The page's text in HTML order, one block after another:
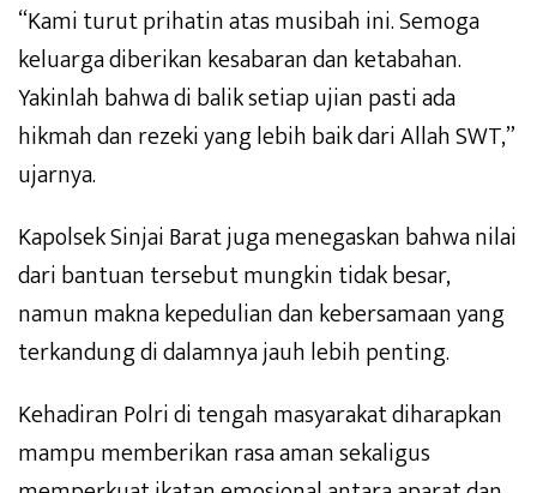
“Kami turut prihatin atas musibah ini. Semoga
keluarga diberikan kesabaran dan ketabahan.
Yakinlah bahwa di balik setiap ujian pasti ada
hikmah dan rezeki yang lebih baik dari Allah SWT,”
ujarnya.
Kapolsek Sinjai Barat juga menegaskan bahwa nilai
dari bantuan tersebut mungkin tidak besar,
namun makna kepedulian dan kebersamaan yang
terkandung di dalamnya jauh lebih penting.
Kehadiran Polri di tengah masyarakat diharapkan
mampu memberikan rasa aman sekaligus